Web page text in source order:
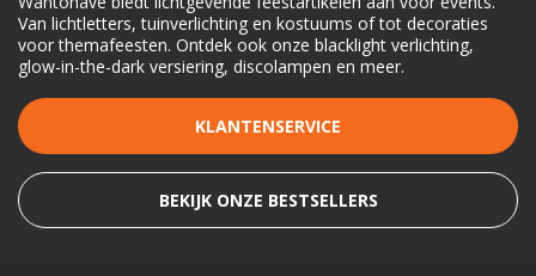
Van lichtletters, tuinverlichting en kostuums of tot decoraties
voor themafeesten. Ontdek ook onze blacklight verlichting,
glow-in-the-dark versiering, discolampen en meer.
KLANTENSERVICE
BEKIJK ONZE BESTSELLERS